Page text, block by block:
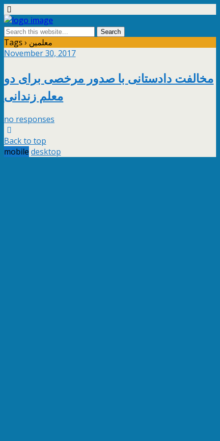
Tags › معلمین
November 30, 2017
مخالفت دادستانی با صدور مرخصی برای دو
معلم زندانی
no responses
Back to top
mobile desktop